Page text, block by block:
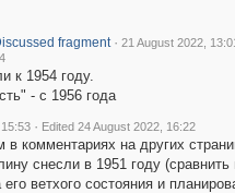
fragment · 21 August 2022,
к 1954 году.
- с 1956 года
· Edited 24 August 2022, 16:22
в комментариях на других
снесли в 1951 году (сравнить
его ветхого состояния и